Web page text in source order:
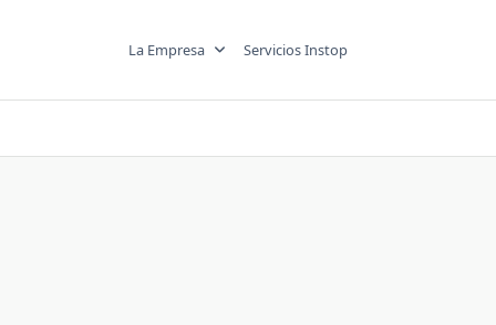
La Empresa Servicios Instop